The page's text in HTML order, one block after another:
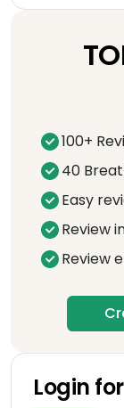
100+
40
Easy
Review
Review
Login